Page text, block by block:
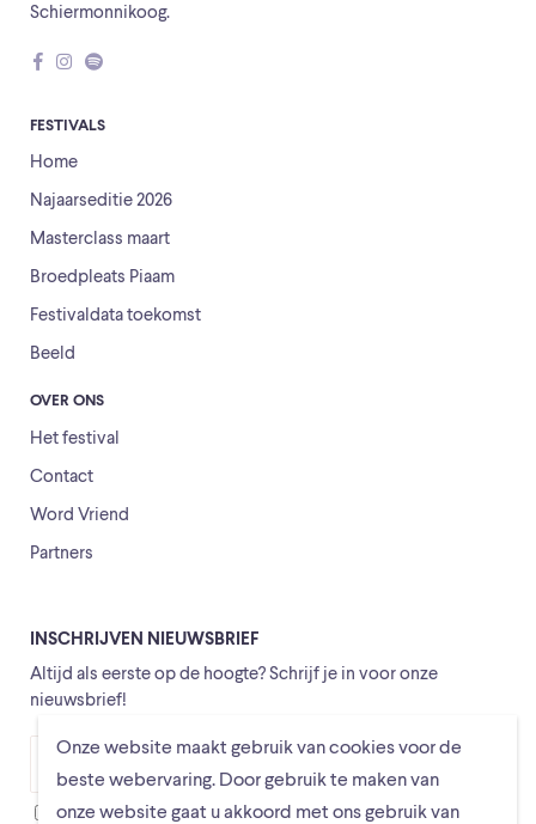
Onze website maakt gebruik van cookies voor de
beste webervaring. Door gebruik te maken van
onze website gaat u akkoord met ons gebruik van
Schiermonnikoog.
FESTIVALS
Home
Najaarseditie 2026
Masterclass maart
Broedpleats Piaam
Festivaldata toekomst
Beeld
OVER ONS
Het festival
Contact
Word Vriend
Partners
INSCHRIJVEN NIEUWSBRIEF
Altijd als eerste op de hoogte? Schrijf je in voor onze
nieuwsbrief!
Ik ga ermee akkoord dat mijn gegevens worden opgeslagen